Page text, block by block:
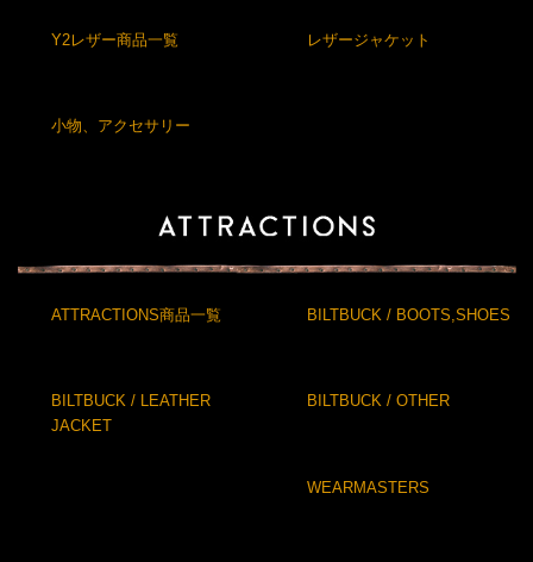
Y2レザー商品一覧 レザージャケット
小物、アクセサリー
ATTRACTIONS商品一覧 BILTBUCK / BOOTS,SHOES
BILTBUCK / LEATHER
JACKET
BILTBUCK / OTHER
WEARMASTERS